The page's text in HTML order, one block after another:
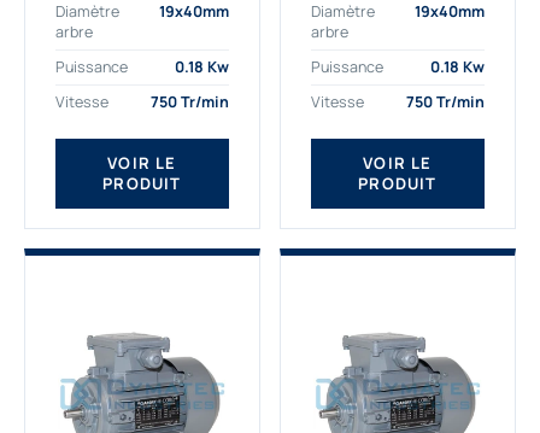
kw. Dymatec Industries
vous propose le moteur
électrique 0.18 kw, un
qualité Gamak...
Diamètre
arbre
19x40mm
Puissance
0.18 Kw
Vitesse
750 Tr/min
VOIR LE
PRODUIT
kw. Dymatec Industries
vous propose le moteur
électrique 0.18 kw, un
moteur de qualité...
Diamètre
arbre
19x40mm
Puissance
0.18 Kw
Vitesse
750 Tr/min
VOIR LE
PRODUIT